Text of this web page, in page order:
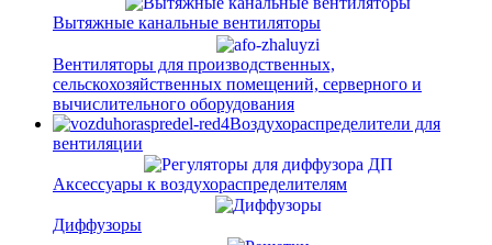
Вытяжные канальные вентиляторы
Вентиляторы для производственных,
сельскохозяйственных помещений, серверного и
вычислительного оборудования
Воздухораспределители для
вентиляции
Аксессуары к воздухораспределителям
Диффузоры